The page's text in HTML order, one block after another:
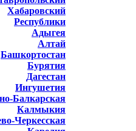
Хабаровский
Республики
Адыгея
Алтай
Башкортостан
Бурятия
Дагестан
Ингушетия
Балкарская
Калмыкия
Черкесская